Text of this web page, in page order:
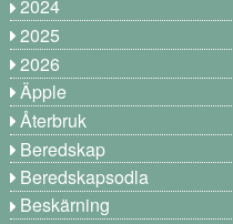
2024
2025
2026
Äpple
Återbruk
Beredskap
Beredskapsodla
Beskärning